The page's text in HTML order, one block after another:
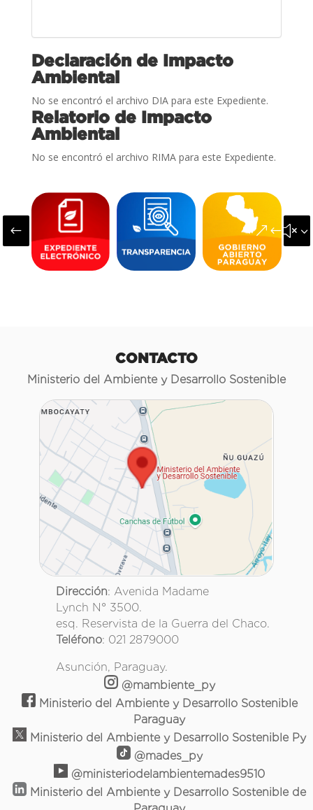
Declaración de Impacto
Ambiental
No se encontró el archivo DIA para este Expediente.
Relatorio de Impacto
Ambiental
No se encontró el archivo RIMA para este Expediente.
#
CONTACTO
Ministerio del Ambiente y Desarrollo Sostenible
Dirección: Avenida Madame
Lynch N° 3500.
esq. Reservista de la Guerra del Chaco.
Teléfono: 021 2879000
Asunción, Paraguay.
@mambiente_py
Ministerio del Ambiente y Desarrollo Sostenible
Paraguay
Ministerio del Ambiente y Desarrollo Sostenible Py
@mades_py
@ministeriodelambientemades9510
Ministerio del Ambiente y Desarrollo Sostenible de